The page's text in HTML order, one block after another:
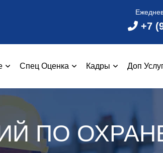
+7
Спец Оценка Кадры Доп
ПО